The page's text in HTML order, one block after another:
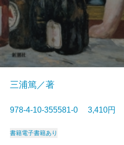
三浦篤／著
978-4-10-355581-0 3,410円
書籍電子書籍あり